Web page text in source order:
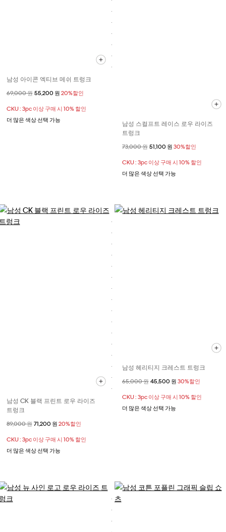
남성 아이콘 엑티브 메쉬 트렁크
할인 전 가격
69,000 원할인된 가격
55,200 원 20%할인
CKU : 3pc 이상 구매 시 10% 할인
더 많은 색상 선택 가능
남성 스컬프트 레이스 로우 라이즈
트렁크
할인 전 가격
73,000 원할인된 가격
51,100 원 30%할인
CKU : 3pc 이상 구매 시 10% 할인
더 많은 색상 선택 가능
남성 CK 블랙 프린트 로우 라이즈
트렁크
할인 전 가격
89,000 원할인된 가격
71,200 원 20%할인
CKU : 3pc 이상 구매 시 10% 할인
더 많은 색상 선택 가능
남성 헤리티지 크레스트 트렁크
할인 전 가격
65,000 원할인된 가격
45,500 원 30%할인
CKU : 3pc 이상 구매 시 10% 할인
더 많은 색상 선택 가능